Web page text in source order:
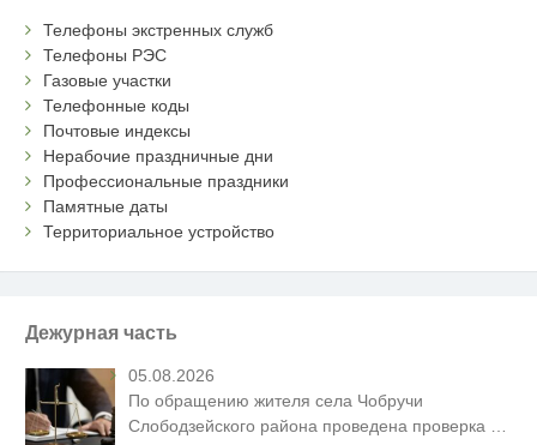
Телефоны экстренных служб
Телефоны РЭС
Газовые участки
Телефонные коды
Почтовые индексы
Нерабочие праздничные дни
Профессиональные праздники
Памятные даты
Территориальное устройство
Дежурная часть
05.08.2026
По обращению жителя села Чобручи
Слободзейского района проведена проверка